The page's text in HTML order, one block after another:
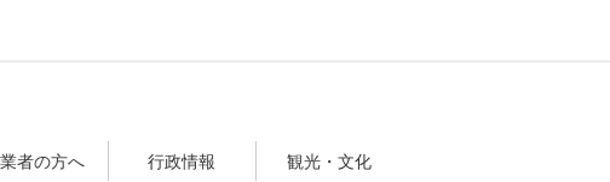
者の方へ 行政情報 観光・文化